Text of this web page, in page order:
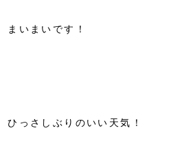
まいまいです！
ひっさしぶりのいい天気！